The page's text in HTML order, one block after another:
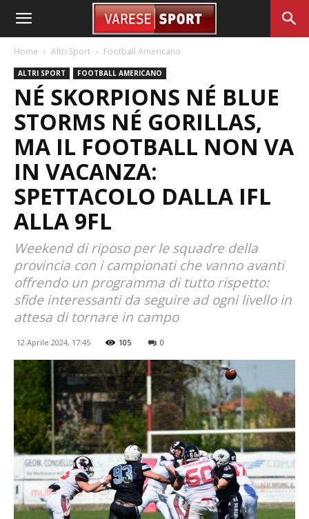
Home Altri Sport Football Americano
ALTRI SPORT FOOTBALL AMERICANO
NÉ SKORPIONS NÉ BLUE
STORMS NÉ GORILLAS,
MA IL FOOTBALL NON VA
IN VACANZA:
SPETTACOLO DALLA IFL
ALLA 9FL
Weekend di riposo per le squadre della
provincia con i campionati che vanno avanti
offrendo un programma di tutto rispetto:
sfide interessanti da seguire ad ogni livello in
attesa di tornare in campo
12 Aprile 2024, 17:45 105 0